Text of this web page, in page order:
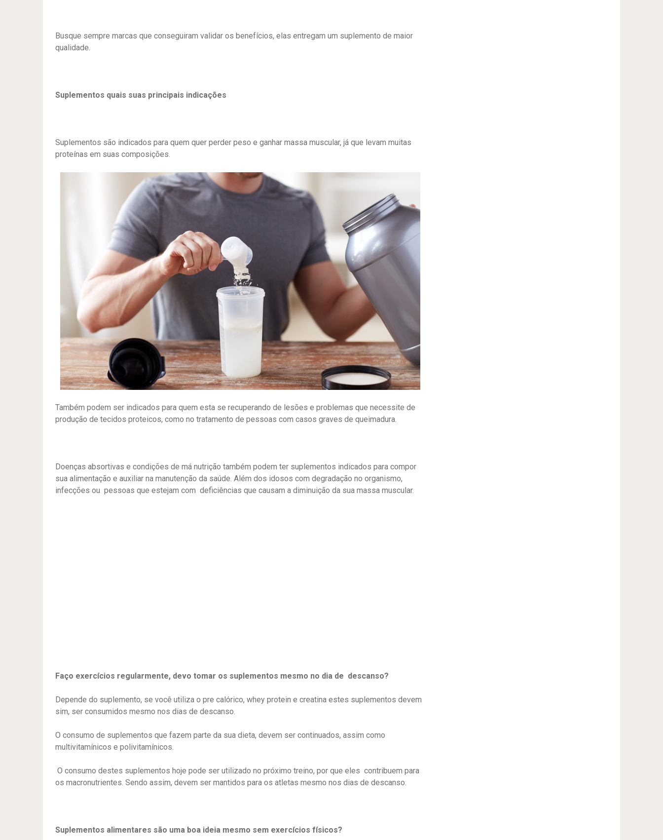
Busque sempre marcas que conseguiram validar os benefícios, elas entregam um suplemento de maior
qualidade.
Suplementos quais suas principais indicações
Suplementos são indicados para quem quer perder peso e ganhar massa muscular, já que levam muitas
proteínas em suas composições.
Também podem ser indicados para quem esta se recuperando de lesões e problemas que necessite de
produção de tecidos proteicos, como no tratamento de pessoas com casos graves de queimadura.
Doenças absortivas e condições de má nutrição também podem ter suplementos indicados para compor
sua alimentação e auxiliar na manutenção da saúde. Além dos idosos com degradação no organismo,
infecções ou pessoas que estejam com deficiências que causam a diminuição da sua massa muscular.
Faço exercícios regularmente, devo tomar os suplementos mesmo no dia de descanso?
Depende do suplemento, se você utiliza o pre calórico, whey protein e creatina estes suplementos devem
sim, ser consumidos mesmo nos dias de descanso.
O consumo de suplementos que fazem parte da sua dieta, devem ser continuados, assim como
multivitamínicos e polivitamínicos.
O consumo destes suplementos hoje pode ser utilizado no próximo treino, por que eles contribuem para
os macronutrientes. Sendo assim, devem ser mantidos para os atletas mesmo nos dias de descanso.
Suplementos alimentares são uma boa ideia mesmo sem exercícios físicos?